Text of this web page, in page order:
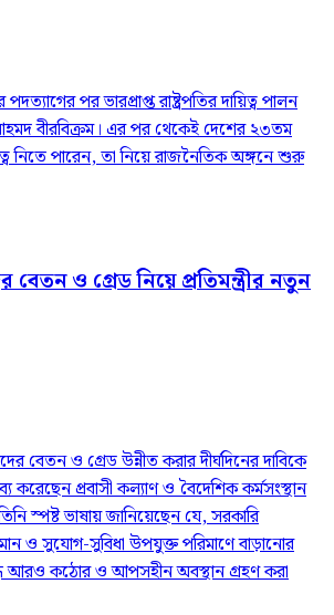
পদত্যাগের পর ভারপ্রাপ্ত রাষ্ট্রপতির দায়িত্ব পালন
বীরবিক্রম। এর পর থেকেই দেশের ২৩তম
নিতে পারেন, তা নিয়ে রাজনৈতিক অঙ্গনে শুরু
বেতন ও গ্রেড নিয়ে প্রতিমন্ত্রীর নতুন
বেতন ও গ্রেড উন্নীত করার দীর্ঘদিনের দাবিকে
করেছেন প্রবাসী কল্যাণ ও বৈদেশিক কর্মসংস্থান
স্পষ্ট ভাষায় জানিয়েছেন যে, সরকারি
মান ও সুযোগ-সুবিধা উপযুক্ত পরিমাণে বাড়ানোর
আরও কঠোর ও আপসহীন অবস্থান গ্রহণ করা